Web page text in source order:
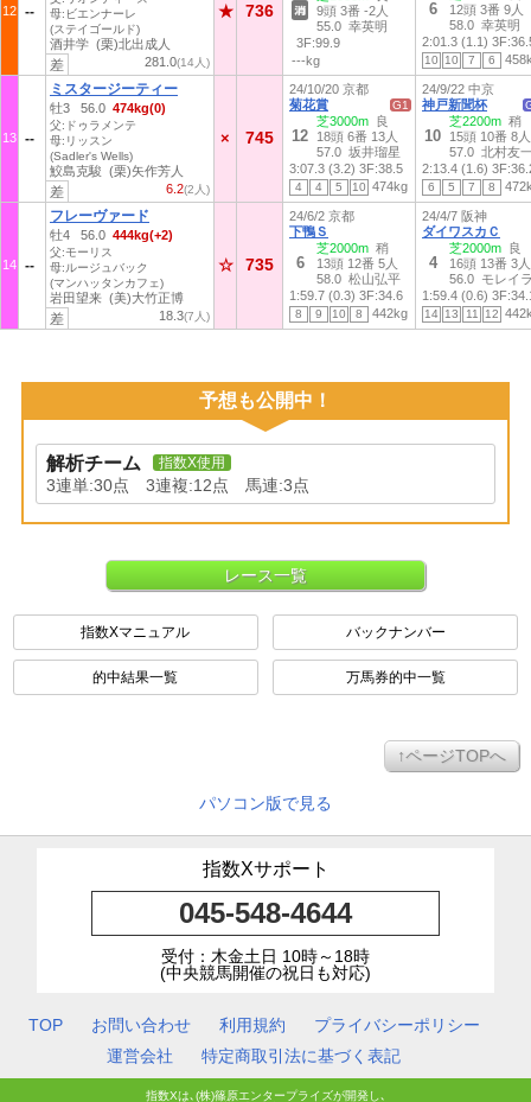
12
母:ビエンナーレ
(ステイゴールド)
酒井学 (栗)北出成人
281.0(14人)
差
★ 736
13
ミスタージーティー
牡3 56.0 474kg(0)
父:ドゥラメンテ
母:リッスン
(Sadler's Wells)
鮫島克駿 (栗)矢作芳人
6.2(2人)
差
× 745
14
フレーヴァード
牡4 56.0 444kg(+2)
父:モーリス
母:ルージュバック
(マンハッタンカフェ)
岩田望来 (美)大竹正博
18.3(7人)
差
☆ 735
9頭 3番 -2人
55.0 幸英明
3F:99.9
---kg
6
12頭 3番 9人
58.0 幸英明
2:01.3 (1.1)
10 10 7 6
24/10/20 京都
菊花賞
G1
12
芝3000m 良
18頭 6番 13人
57.0 坂井瑠星
3:07.3 (3.2) 3F:38.5
4 4 5 10 474kg
24/9/22 中京
神戸新聞杯
10
芝2200m 稍
15頭 10番 8人
57.0 北村友
2:13.4 (1.6)
6 5 7 8
24/6/2 京都
下鴨Ｓ
6
芝2000m 稍
13頭 12番 5人
58.0 松山弘平
1:59.7 (0.3) 3F:34.6
8 9 10 8 442kg
24/4/7 阪神
ダイワスカＣ
4
芝2000m 良
16頭 13番 3人
56.0 モレイ
1:59.4 (0.6)
14 13 11 12
予想も公開中！
解析チーム 指数X使用
3連単:30点 3連複:12点 馬連:3点
レース一覧
指数Xマニュアル バックナンバー
的中結果一覧 万馬券的中一覧
↑ページTOPへ
パソコン版で見る
指数Xサポート
045-548-4644
受付：木金土日 10時～18時
(中央競馬開催の祝日も対応)
TOP お問い合わせ 利用規約
プライバシーポリシー
運営会社
特定商取引法に基づく表記
指数Xは､(株)篠原エンタープライズが開発し､